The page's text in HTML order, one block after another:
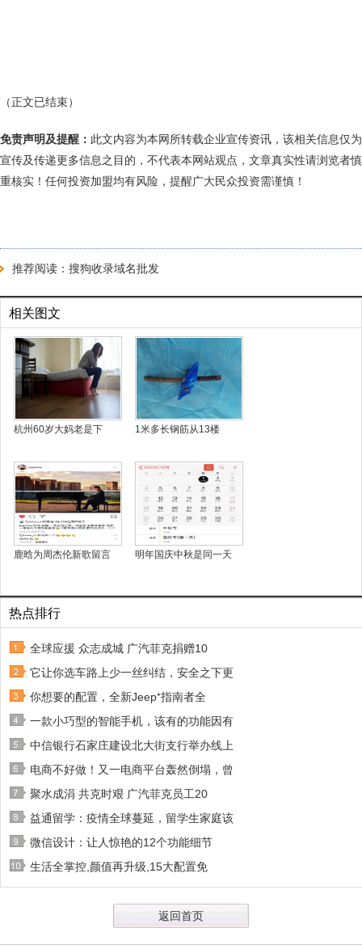
（正文已结束）
免责声明及提醒： 此文内容为本网所转载企业宣传资讯，该相关信息仅为
宣传及传递更多信息之目的，不代表本网站观点，文章真实性请浏览者慎
重核实！任何投资加盟均有风险，提醒广大民众投资需谨慎！
推荐阅读： 搜狗收录域名批发
相关图文
杭州60岁大妈老是下 1米多长钢筋从13楼
鹿晗为周杰伦新歌留言 明年国庆中秋是同一天
热点排行
全球应援 众志成城 广汽菲克捐赠10
它让你选车路上少一丝纠结，安全之下更
你想要的配置，全新Jeep⁺指南者全
一款小巧型的智能手机，该有的功能因有
中信银行石家庄建设北大街支行举办线上
电商不好做！又一电商平台轰然倒塌，曾
聚水成涓 共克时艰 广汽菲克员工20
益通留学：疫情全球蔓延，留学生家庭该
微信设计：让人惊艳的12个功能细节
生活全掌控,颜值再升级,15大配置免
返回首页